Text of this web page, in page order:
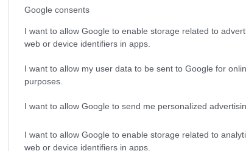
Google consents
I want to allow Google to enable storage related to
web or device identifiers in apps.
I want to allow my user data to be sent to Google for
purposes.
I want to allow Google to send me personalized
I want to allow Google to enable storage related to
web or device identifiers in apps.